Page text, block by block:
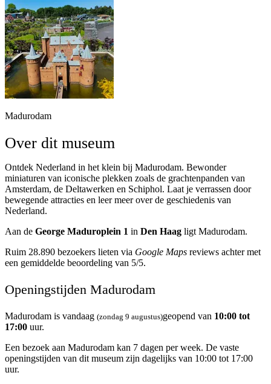
Madurodam
Over dit museum
Ontdek Nederland in het klein bij Madurodam. Bewonder
miniaturen van iconische plekken zoals de grachtenpanden van
Amsterdam, de Deltawerken en Schiphol. Laat je verrassen door
bewegende attracties en leer meer over de geschiedenis van
Nederland.
Aan de George Maduroplein 1 in Den Haag ligt Madurodam.
Ruim 28.890 bezoekers lieten via Google Maps reviews achter met
een gemiddelde beoordeling van 5/5.
Openingstijden Madurodam
Madurodam is vandaag (zondag 9 augustus)geopend van 10:00 tot
17:00 uur.
Een bezoek aan Madurodam kan 7 dagen per week. De vaste
openingstijden van dit museum zijn dagelijks van 10:00 tot 17:00
uur.